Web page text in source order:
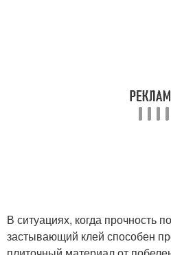
В ситуациях, когда прочность
застывающий клей способен